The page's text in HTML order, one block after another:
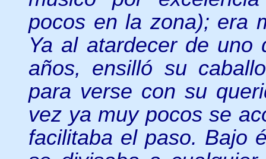
pocos en la zona); era
Ya al atardecer de
años, ensilló su
para verse con su
vez ya muy pocos se
facilitaba el paso. Bajo